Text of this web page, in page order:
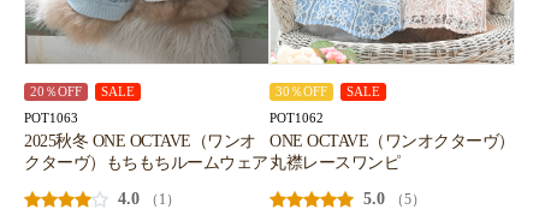
20％OFF SALE
POT1063
2025秋冬 ONE OCTAVE（ワンオ
クターヴ）もちもちルームウェア
4.0
（1）
30％OFF SALE
POT1062
ONE OCTAVE（ワンオクターヴ）
丸襟レースワンピ
5.0
（5）